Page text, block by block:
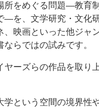
をめぐる問題―教育
―を、文学研究・文化
映画といった他ジャ
らではの試みです。
ーズらの作品を取り
という空間の境界性